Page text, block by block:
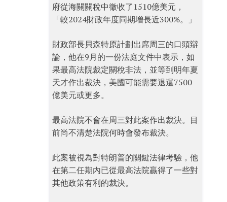
府從海關關稅中徵收了1510億美元，
「較2024財政年度同期增長近300%。」
財政部長貝森特原計劃出席周三的口頭辯
論，他在9月的一份法庭文件中表示，如
果最高法院裁定關稅非法，並等到明年夏
天才作出裁決，美國可能需要退還7500
億美元或更多。
最高法院不會在周三對此案作出裁決。目
前尚不清楚法院何時會發布裁決。
此案被視為對特朗普的關鍵法律考驗，他
在第二任期內已從最高法院贏得了一些對
其他政策有利的裁決。